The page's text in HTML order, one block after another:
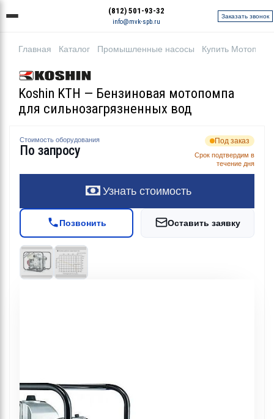
(812) 501-93-32
info@mvk-spb.ru
Заказать звонок
Главная Каталог Промышленные насосы Купить
Koshin KTH — Бензиновая мотопомпа
для сильнозагрязненных вод
Стоимость оборудования
По запросу
Под заказ
Срок подтвердим в
течение дня
Узнать стоимость
Позвонить Оставить заявку